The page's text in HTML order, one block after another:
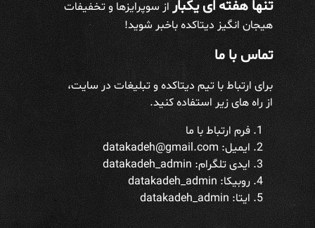
تنها هفته ای یکباراز سوپرایزها و تخفیفات
هیجان انگیز دیتاکده باخبر شوید!
تماس با ما
برای ارتباط با تیم دیتاکده و تبلیغات در سایت،
از راه های زیر استفاده کنید.
فرم ارتباط با ما
ایمیل: datakadeh@gmail.com
ایدی تلگرام:datakadeh_admin
روبیکا: datakadeh_admin
ایتا: datakadeh_admin